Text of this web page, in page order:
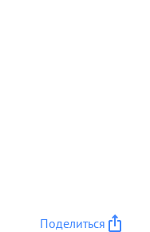
Поделиться